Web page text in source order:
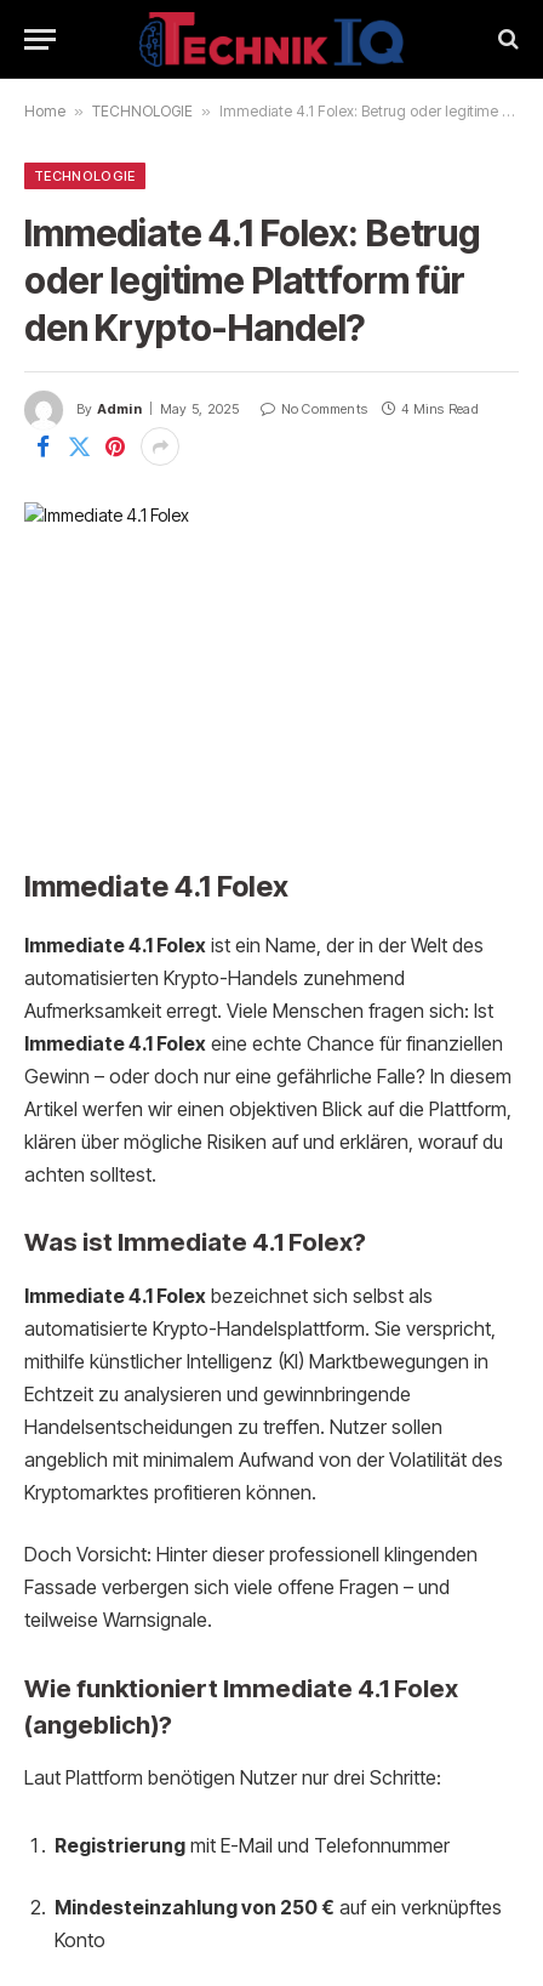
Home » TECHNOLOGIE » Immediate 4.1 Folex: Betrug oder legitime Plattform für den Krypto-Handel?
TECHNOLOGIE
Immediate 4.1 Folex: Betrug
oder legitime Plattform für
den Krypto-Handel?
By Admin May 5, 2025 No Comments 4 Mins Read
Immediate 4.1 Folex
Immediate 4.1 Folex ist ein Name, der in der Welt des
automatisierten Krypto-Handels zunehmend
Aufmerksamkeit erregt. Viele Menschen fragen sich: Ist
Immediate 4.1 Folex eine echte Chance für finanziellen
Gewinn – oder doch nur eine gefährliche Falle? In diesem
Artikel werfen wir einen objektiven Blick auf die Plattform,
klären über mögliche Risiken auf und erklären, worauf du
achten solltest.
Was ist Immediate 4.1 Folex?
Immediate 4.1 Folex bezeichnet sich selbst als
automatisierte Krypto-Handelsplattform. Sie verspricht,
mithilfe künstlicher Intelligenz (KI) Marktbewegungen in
Echtzeit zu analysieren und gewinnbringende
Handelsentscheidungen zu treffen. Nutzer sollen
angeblich mit minimalem Aufwand von der Volatilität des
Kryptomarktes profitieren können.
Doch Vorsicht: Hinter dieser professionell klingenden
Fassade verbergen sich viele offene Fragen – und
teilweise Warnsignale.
Wie funktioniert Immediate 4.1 Folex
(angeblich)?
Laut Plattform benötigen Nutzer nur drei Schritte:
Registrierung mit E-Mail und Telefonnummer
Mindesteinzahlung von 250 € auf ein verknüpftes
Konto